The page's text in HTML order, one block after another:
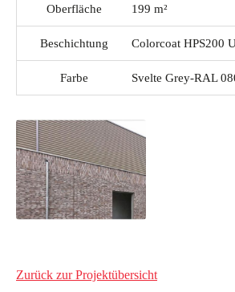
Oberfläche 199 m²
Beschichtung Colorcoat HPS200
Farbe Svelte Grey-RAL
Zurück zur Projektübersicht